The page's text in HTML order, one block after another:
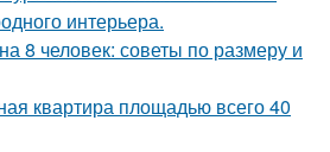
интерьера.
8 человек: советы по размеру и
квартира площадью всего 40